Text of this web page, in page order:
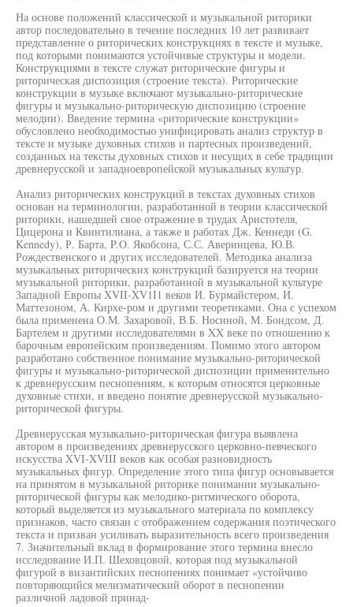
На основе положений классической и музыкальной риторики
автор последовательно в течение последних 10 лет развивает
представление о риторических конструкциях в тексте и музыке,
под которыми понимаются устойчивые структуры и модели.
Конструкциями в тексте служат риторические фигуры и
риторическая диспозиция (строение текста). Риторические
конструкции в музыке включают музыкально-риторические
фигуры и музыкально-риторическую диспозицию (строение
мелодии). Введение термина «риторические конструкции»
обусловлено необходимостью унифицировать анализ структур в
тексте и музыке духовных стихов и партесных произведений,
созданных на тексты духовных стихов и несущих в себе традиции
древнерусской и западноевропейской музыкальных культур.
Анализ риторических конструкций в текстах духовных стихов
основан на терминологии, разработанной в теории классической
риторики, нашедшей свое отражение в трудах Аристотеля,
Цицерона и Квинтилиана, а также в работах Дж. Кеннеди (G.
Kennedy), Р. Барта, P.O. Якобсона, С.С. Аверинцева, Ю.В.
Рождественского и других исследователей. Методика анализа
музыкальных риторических конструкций базируется на теории
музыкальной риторики, разработанной в музыкальной культуре
Западной Европы XVII-XV1I1 веков И. Бурмайстером, И.
Маттезоном, А. Кирхе-ром и другими теоретиками. Она с успехом
была применена О.М. Захаровой, В.Б. Носиной, М. Бондсом, Д.
Бартелем и другими исследователями в XX веке по отношению к
барочным европейским произведениям. Помимо этого автором
разработано собственное понимание музыкально-риторической
фигуры и музыкально-риторической диспозиции применительно
к древнерусским песнопениям, к которым относятся церковные
духовные стихи, и введено понятие древнерусской музыкально-
риторической фигуры.
Древнерусская музыкально-риторическая фигура выявлена
автором в произведениях древнерусского церковно-певческого
искусства XVI-XVIII веков как особая разновидность
музыкальных фигур. Определение этого типа фигур основывается
на принятом в музыкальной риторике понимании музыкально-
риторической фигуры как мелодико-ритмического оборота,
который выделяется из музыкального материала по комплексу
признаков, часто связан с отображением содержания поэтического
текста и призван усиливать выразительность всего произведения
7. Значительный вклад в формирование этого термина внесло
исследование И.П. Шеховцовой, которая под музыкальной
фигурой в византийских песнопениях понимает «устойчиво
повторяющийся мелизматический оборот в песнопении
различной ладовой принад-